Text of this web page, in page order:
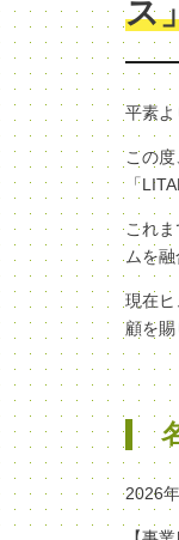
ス
平素よ
この
「
これ
ムを
現在
顧を
2026